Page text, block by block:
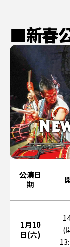
■新春
公演日
期
1月10
日(六)
(